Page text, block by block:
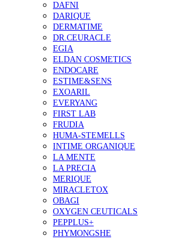
DAFNI
DARIQUE
DERMATIME
DR.CEURACLE
EGIA
ELDAN COSMETICS
ENDOCARE
ESTIME&SENS
EXOARIL
EVERYANG
FIRST LAB
FRUDIA
HUMA-STEMELLS
INTIME ORGANIQUE
LA MENTE
LA PRECIA
MERIQUE
MIRACLETOX
OBAGI
OXYGEN CEUTICALS
PEPPLUS+
PHYMONGSHE